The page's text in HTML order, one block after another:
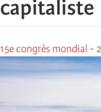
capitaliste
15e congrès mondial -